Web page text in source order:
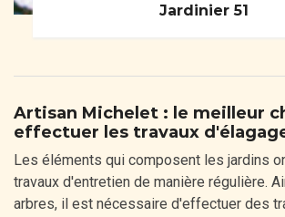
Jardinier 51
Artisan Michelet : le meilleur
effectuer les travaux
Les éléments qui composent les jardins
travaux d'entretien de manière régulière.
arbres, il est nécessaire d'effectuer des